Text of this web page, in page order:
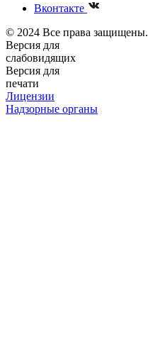
Вконтакте
© 2024 Все права защищены.
Версия для
слабовидящих
Версия для
печати
Лицензии
Надзорные органы